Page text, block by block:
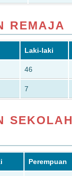
REMAJA
Laki-laki
46
7
SEKOLAH
Perempuan